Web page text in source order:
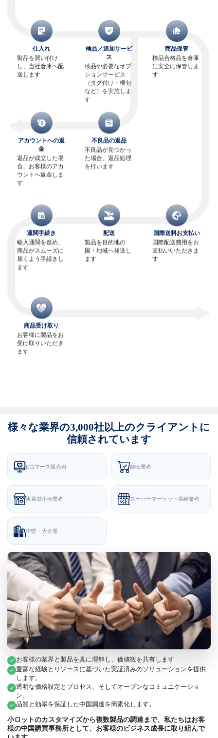
仕入れ
製品を買い付け
し、当社倉庫へ配
送します
検品／追加サービ
ス
検品や必要なオプ
ションサービス
（タグ付け・梱包
など）を実施しま
す
商品保管
検品合格品を倉庫
に安全に保管しま
す
アカウントへの返
金
返品が成立した場
合、お客様のアカ
ウントへ返金しま
す
不良品の返品
不良品が見つかっ
た場合、返品処理
を行います
通関手続き
輸入通関を進め、
商品がスムーズに
届くよう手続きし
ます
配送
製品を目的地の
国・地域へ発送し
ます
国際送料お支払い
国際配送費用をお
支払いいただきま
す
商品受け取り
お客様に製品をお
受け取りいただき
ます
様々な業界の3,000社以上のクライアントに
信頼されています
Eコマース販売者 卸売業者
実店舗小売業者 スーパーマーケット供給業者
中堅・大企業
お客様の業界と製品を真に理解し、価値観を共有します
豊富な経験とリソースに基づいた実証済みのソリューションを提供
します。
透明な価格設定とプロセス、そしてオープンなコミュニケーショ
ン。
品質と効率を保証した中国調達を簡素化します。
小ロットのカスタマイズから複数製品の調達まで、私たちはお客
様の中国購買事務所として、お客様のビジネス成長に取り組んで